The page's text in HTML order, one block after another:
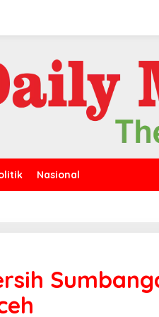
Nasional